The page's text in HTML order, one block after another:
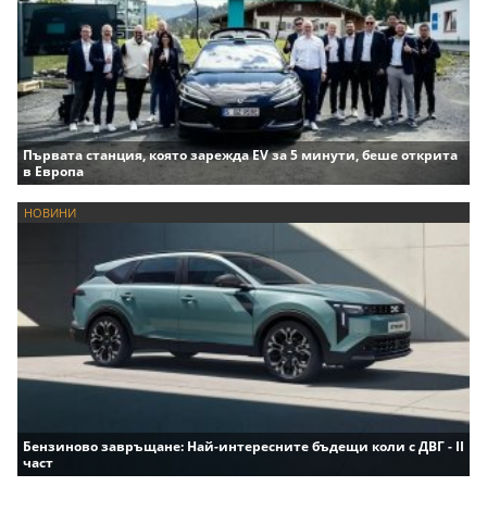
Първата станция, която зарежда EV за 5 минути, беше открита
в Европа
НОВИНИ
Бензиново завръщане: Най-интересните бъдещи коли с ДВГ - II
част